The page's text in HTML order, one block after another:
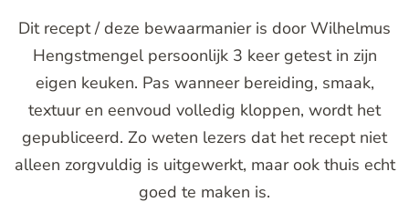
Dit recept / deze bewaarmanier is door Wilhelmus
Hengstmengel persoonlijk 3 keer getest in zijn
eigen keuken. Pas wanneer bereiding, smaak,
textuur en eenvoud volledig kloppen, wordt het
gepubliceerd. Zo weten lezers dat het recept niet
alleen zorgvuldig is uitgewerkt, maar ook thuis echt
goed te maken is.